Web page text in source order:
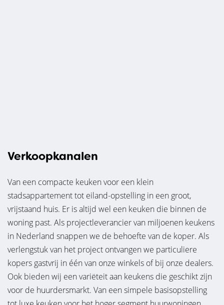
Verkoopkanalen
Van een compacte keuken voor een klein
stadsappartement tot eiland-opstelling in een groot,
vrijstaand huis. Er is altijd wel een keuken die binnen de
woning past. Als projectleverancier van miljoenen keukens
in Nederland snappen we de behoefte van de koper. Als
verlengstuk van het project ontvangen we particuliere
kopers gastvrij in één van onze winkels of bij onze dealers.
Ook bieden wij een variëteit aan keukens die geschikt zijn
voor de huurdersmarkt. Van een simpele basisopstelling